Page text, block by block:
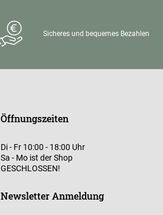
Sicheres und bequemes Bezahlen
Öffnungszeiten
Di - Fr 10:00 - 18:00 Uhr
Sa - Mo ist der Shop
GESCHLOSSEN!
Newsletter Anmeldung